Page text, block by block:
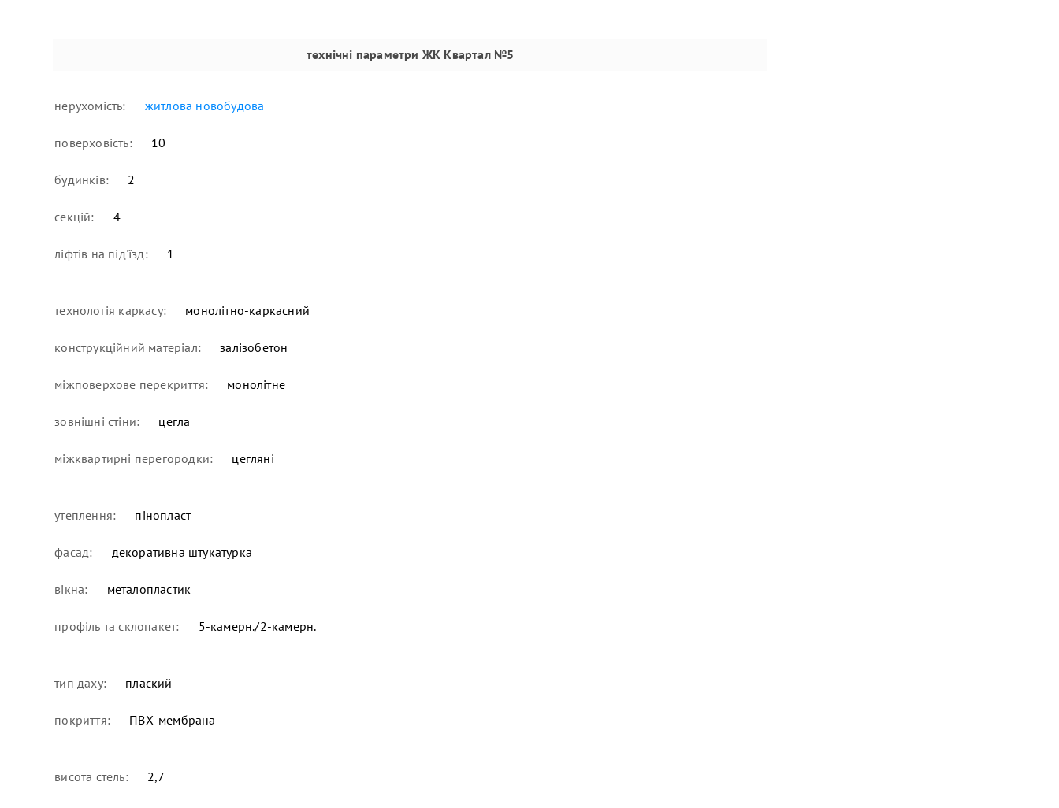
технічні параметри ЖК Квартал №5
нерухомість: житлова новобудова
поверховість: 10
будинків: 2
секцій: 4
ліфтів на під'їзд: 1
технологія каркасу: монолітно-каркасний
конструкційний матеріал: залізобетон
міжповерхове перекриття: монолітне
зовнішні стіни: цегла
міжквартирні перегородки: цегляні
утеплення: пінопласт
фасад: декоративна штукатурка
вікна: металопластик
профіль та склопакет: 5-камерн./2-камерн.
тип даху: плаский
покриття: ПВХ-мембрана
висота стель: 2,7